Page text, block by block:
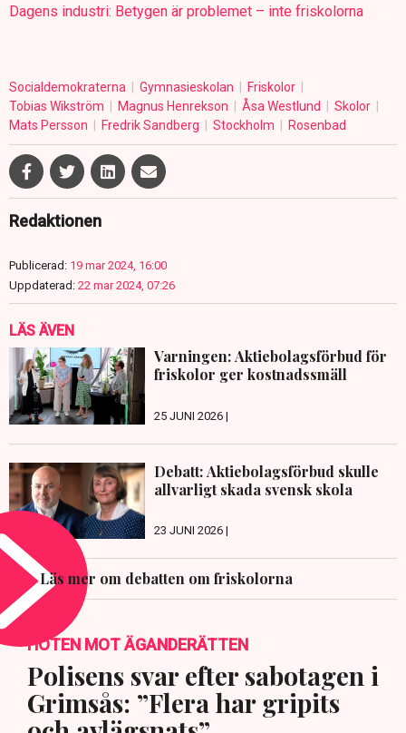
Dagens industri: Betygen är problemet – inte friskolorna
Socialdemokraterna Gymnasieskolan
Friskolor
Tobias Wikström
Magnus Henrekson Åsa Westlund
Skolor
Mats Persson
Fredrik Sandberg Stockholm Rosenbad
Redaktionen
Publicerad: 19 mar 2024, 16:00
Uppdaterad: 22 mar 2024, 07:26
LÄS ÄVEN
Varningen: Aktiebolagsförbud för
friskolor ger kostnadssmäll
25 JUNI 2026 |
Debatt: Aktiebolagsförbud skulle
allvarligt skada svensk skola
23 JUNI 2026 |
Läs mer om debatten om friskolorna
HOTEN MOT ÄGANDERÄTTEN
Polisens svar efter sabotagen i
Grimsås: ”Flera har gripits